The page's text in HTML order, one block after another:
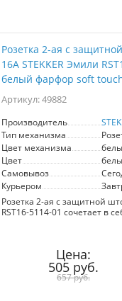
поликарбоната не
Устройство имеет скрытый
номинальное напряжение
что делает его идеальным
различных электрических
линии и качественная
надежную и долговечную
Выключатель из серии
стильным акцентом в
Розетка 2-ая с
16А STEKKER Эмили
белый фарфор soft
Артикул: 49882
Производитель
Тип механизма
Цвет механизма
Цвет
Самовывоз
Курьером
Розетка 2-ая с защитной
RST16-5114-01 сочетает в
Номинальная нагрузка 16А
надежность и
Модель из серии Эмили
долговечность и
идеально вписываясь в
Выбор для тех, кто ценит
Цена:
505 руб.
657 руб.